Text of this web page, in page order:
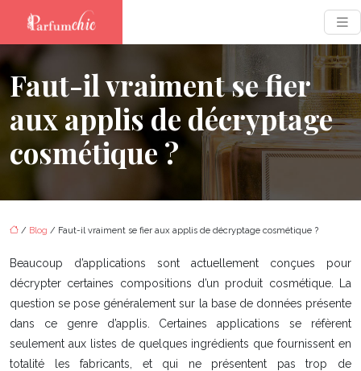
Faut-il vraiment se fier
aux applis de décryptage
cosmétique ?
/ Blog / Faut-il vraiment se fier aux applis de décryptage cosmétique ?
Beaucoup d’applications sont actuellement conçues pour
décrypter certaines compositions d’un produit cosmétique. La
question se pose généralement sur la base de données présente
dans ce genre d’applis. Certaines applications se réfèrent
seulement aux listes de quelques ingrédients que fournissent en
totalité les fabricants, et qui ne présentent pas trop de